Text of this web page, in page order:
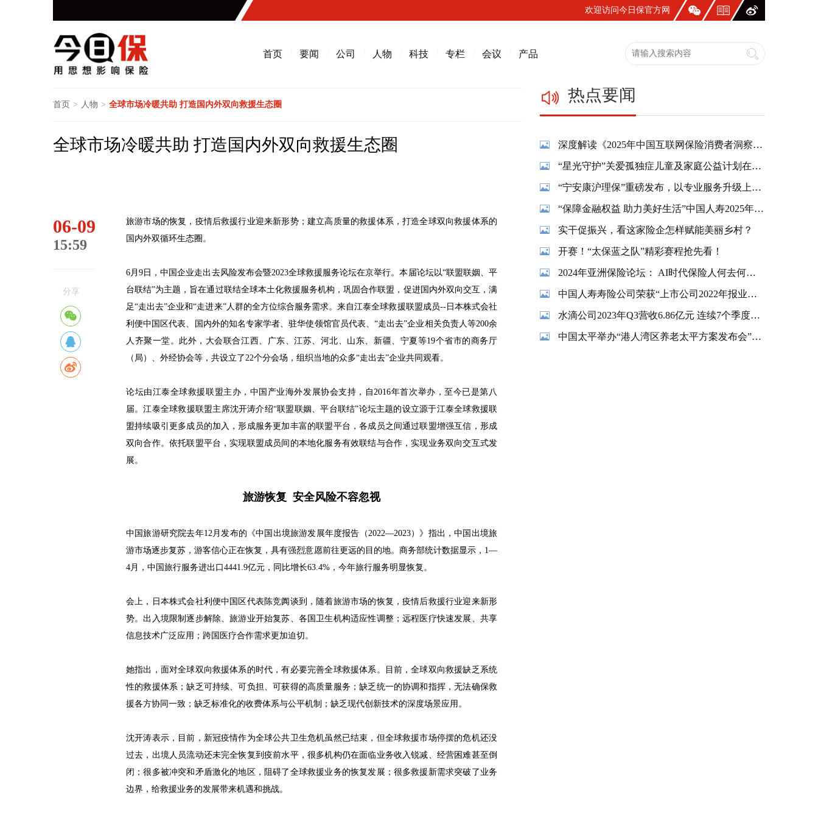
欢迎访问今日保官方网
首页 要闻 公司 人物 科技 专栏 会议 产品
首页 > 人物 > 全球市场冷暖共助 打造国内外双向救援生态圈
全球市场冷暖共助 打造国内外双向救援生态圈
06-09
15:59
分享
旅游市场的恢复，疫情后救援行业迎来新形势；建立高质量的救援体系，打造全球双向救援体系的
国内外双循环生态圈。
6月9日，中国企业走出去风险发布会暨2023全球救援服务论坛在京举行。本届论坛以“联盟联姻、平
台联结”为主题，旨在通过联结全球本土化救援服务机构，巩固合作联盟，促进国内外双向交互，满
足“走出去”企业和“走进来”人群的全方位综合服务需求。来自江泰全球救援联盟成员--日本株式会社
利便中国区代表、国内外的知名专家学者、驻华使领馆官员代表、“走出去”企业相关负责人等200余
人齐聚一堂。此外，大会联合江西、广东、江苏、河北、山东、新疆、宁夏等19个省市的商务厅
（局）、外经协会等，共设立了22个分会场，组织当地的众多“走出去”企业共同观看。
论坛由江泰全球救援联盟主办，中国产业海外发展协会支持，自2016年首次举办，至今已是第八
届。江泰全球救援联盟主席沈开涛介绍“联盟联姻、平台联结”论坛主题的设立源于江泰全球救援联
盟持续吸引更多成员的加入，形成服务更加丰富的联盟平台，各成员之间通过联盟增强互信，形成
双向合作。依托联盟平台，实现联盟成员间的本地化服务有效联结与合作，实现业务双向交互式发
展。
旅游恢复 安全风险不容忽视
中国旅游研究院去年12月发布的《中国出境旅游发展年度报告（2022—2023）》指出，中国出境旅
游市场逐步复苏，游客信心正在恢复，具有强烈意愿前往更远的目的地。商务部统计数据显示，1—
4月，中国旅行服务进出口4441.9亿元，同比增长63.4%，今年旅行服务明显恢复。
会上，日本株式会社利便中国区代表陈竞阗谈到，随着旅游市场的恢复，疫情后救援行业迎来新形
势。出入境限制逐步解除、旅游业开始复苏、各国卫生机构适应性调整；远程医疗快速发展、共享
信息技术广泛应用；跨国医疗合作需求更加迫切。
她指出，面对全球双向救援体系的时代，有必要完善全球救援体系。目前，全球双向救援缺乏系统
性的救援体系；缺乏可持续、可负担、可获得的高质量服务；缺乏统一的协调和指挥，无法确保救
援各方协同一致；缺乏标准化的收费体系与公平机制；缺乏现代创新技术的深度场景应用。
沈开涛表示，目前，新冠疫情作为全球公共卫生危机虽然已结束，但全球救援市场停摆的危机还没
过去，出境人员流动还未完全恢复到疫前水平，很多机构仍在面临业务收入锐减、经营困难甚至倒
闭；很多被冲突和矛盾激化的地区，阻碍了全球救援业务的恢复发展；很多救援新需求突破了业务
边界，给救援业务的发展带来机遇和挑战。
热点要闻
深度解读《2025年中国互联网保险消费者洞察报告》：一张保单，照见国人生活新模样
“星光守护”关爱孤独症儿童及家庭公益计划在蓉温情启幕
“宁安康沪理保”重磅发布，以专业服务升级上海市民养老保障
“保障金融权益 助力美好生活”中国人寿2025年金融教育宣传周活动精彩纷呈
实干促振兴，看这家险企怎样赋能美丽乡村？
开赛！“太保蓝之队”精彩赛程抢先看！
2024年亚洲保险论坛： AI时代保险人何去何从？
中国人寿寿险公司荣获“上市公司2022年报业绩说明会最佳实践”奖项
水滴公司2023年Q3营收6.86亿元 连续7个季度实现盈利
中国太平举办“港人湾区养老太平方案发布会”暨“香港金融交易及服务有限公司揭牌仪式”